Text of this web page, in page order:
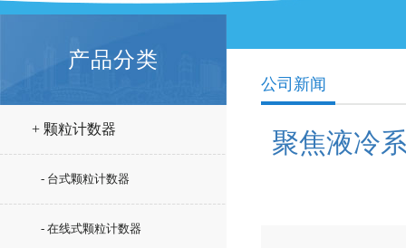
产品分类
+ 颗粒计数器
- 台式颗粒计数器
- 在线式颗粒计数器
公司新闻
聚焦液冷